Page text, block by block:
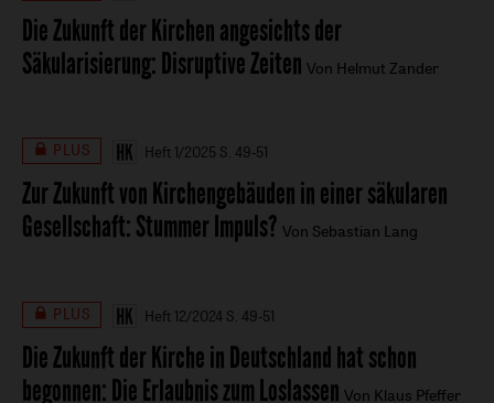
Die Zukunft der Kirchen angesichts der
Säkularisierung:Disruptive Zeiten Von Helmut Zander
PLUS Heft 1/2025 S. 49-51
Zur Zukunft von Kirchengebäuden in einer säkularen
Gesellschaft:Stummer Impuls? Von Sebastian Lang
PLUS Heft 12/2024 S. 49-51
Die Zukunft der Kirche in Deutschland hat schon
begonnen:Die Erlaubnis zum Loslassen Von Klaus Pfeffer